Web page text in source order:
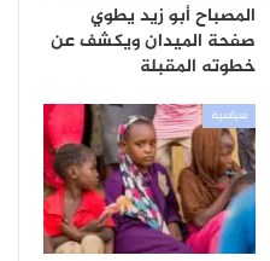
المصباح أبو زيد يطوي
صفحة الميدان ويكشف عن
خطوته المقبلة
سياسية